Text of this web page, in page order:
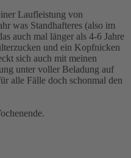
Laufleistung von
was Standhafteres (also im
auch mal länger als 4-6 Jahre
und ein Kopfnicken
sich auch mit meinen
unter voller Beladung auf
alle Fälle doch schonmal den